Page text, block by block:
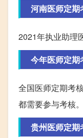
河南医师定期
2021年执业助理
今年医师定期
全国医师定期考
都需要参与考核
贵州医师定期